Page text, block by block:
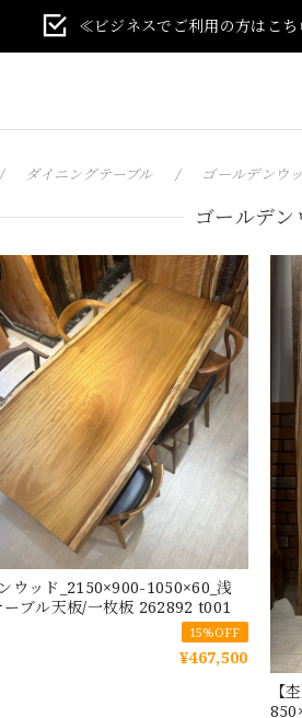
≪ビジネスでご利用の方はこ
ダイニングテーブル ゴールデンウ
ゴールデ
ウッド_2150×900-1050×60_浅
ーブル天板/一枚板 262892 t001
15%OFF
¥467,500
【